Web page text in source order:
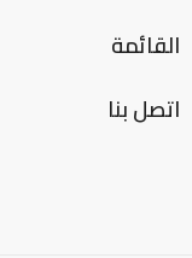
القائمة
اتصل بنا